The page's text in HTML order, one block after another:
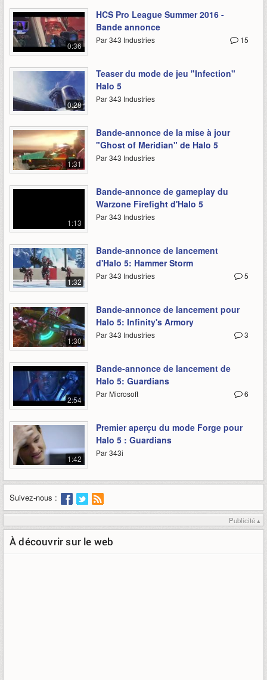
0:36
HCS Pro League Summer 2016 -
Bande annonce
15
Par 343 Industries
0:28
Teaser du mode de jeu "Infection"
Halo 5
Par 343 Industries
1:31
Bande-annonce de la mise à jour
"Ghost of Meridian" de Halo 5
Par 343 Industries
1:13
Bande-annonce de gameplay du
Warzone Firefight d'Halo 5
Par 343 Industries
1:32
Bande-annonce de lancement
d'Halo 5: Hammer Storm
5
Par 343 Industries
1:30
Bande-annonce de lancement pour
Halo 5: Infinity's Armory
3
Par 343 Industries
2:54
Bande-annonce de lancement de
Halo 5: Guardians
6
Par Microsoft
1:42
Premier aperçu du mode Forge pour
Halo 5 : Guardians
Par 343i
Suivez-nous :
Publicité ▴
À découvrir sur le web